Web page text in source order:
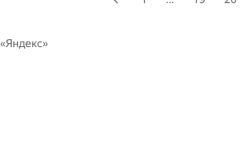
Яндекс»